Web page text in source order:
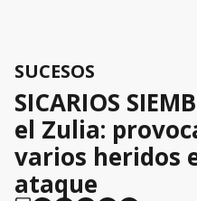
SUCESOS
SICARIOS
el Zulia:
varios heridos
ataque